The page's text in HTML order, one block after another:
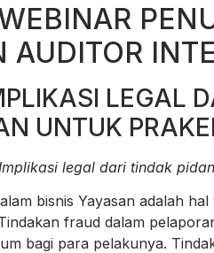
AUDITOR
LEGAL
UNTUK
legal dari tindak
bisnis Yayasan adalah
fraud dalam
bagi para pelakunya.